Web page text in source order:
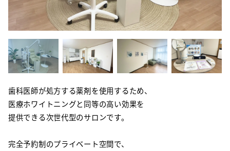
歯科医師が処方する薬剤を使用するため、
医療ホワイトニングと同等の高い効果を
提供できる次世代型のサロンです。
完全予約制のプライベート空間で、